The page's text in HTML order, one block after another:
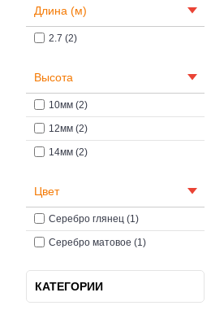
Длина (м)
2.7 (2)
Высота
10мм (2)
12мм (2)
14мм (2)
Цвет
Серебро глянец (1)
Серебро матовое (1)
КАТЕГОРИИ